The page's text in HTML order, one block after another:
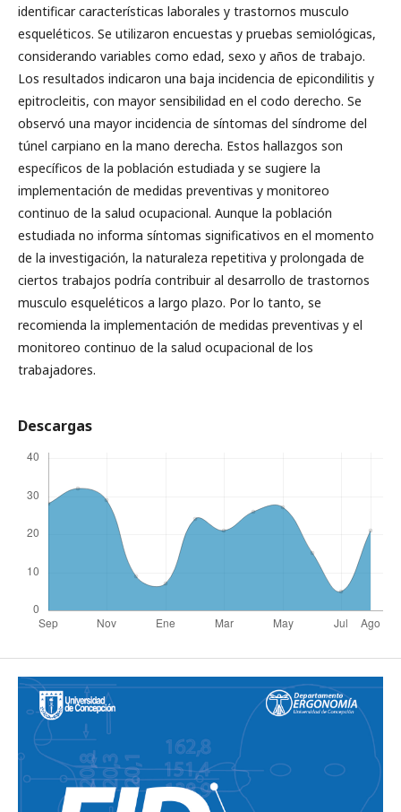
identificar características laborales y trastornos musculo
esqueléticos. Se utilizaron encuestas y pruebas semiológicas,
considerando variables como edad, sexo y años de trabajo.
Los resultados indicaron una baja incidencia de epicondilitis y
epitrocleitis, con mayor sensibilidad en el codo derecho. Se
observó una mayor incidencia de síntomas del síndrome del
túnel carpiano en la mano derecha. Estos hallazgos son
específicos de la población estudiada y se sugiere la
implementación de medidas preventivas y monitoreo
continuo de la salud ocupacional. Aunque la población
estudiada no informa síntomas significativos en el momento
de la investigación, la naturaleza repetitiva y prolongada de
ciertos trabajos podría contribuir al desarrollo de trastornos
musculo esqueléticos a largo plazo. Por lo tanto, se
recomienda la implementación de medidas preventivas y el
monitoreo continuo de la salud ocupacional de los
trabajadores.
Descargas